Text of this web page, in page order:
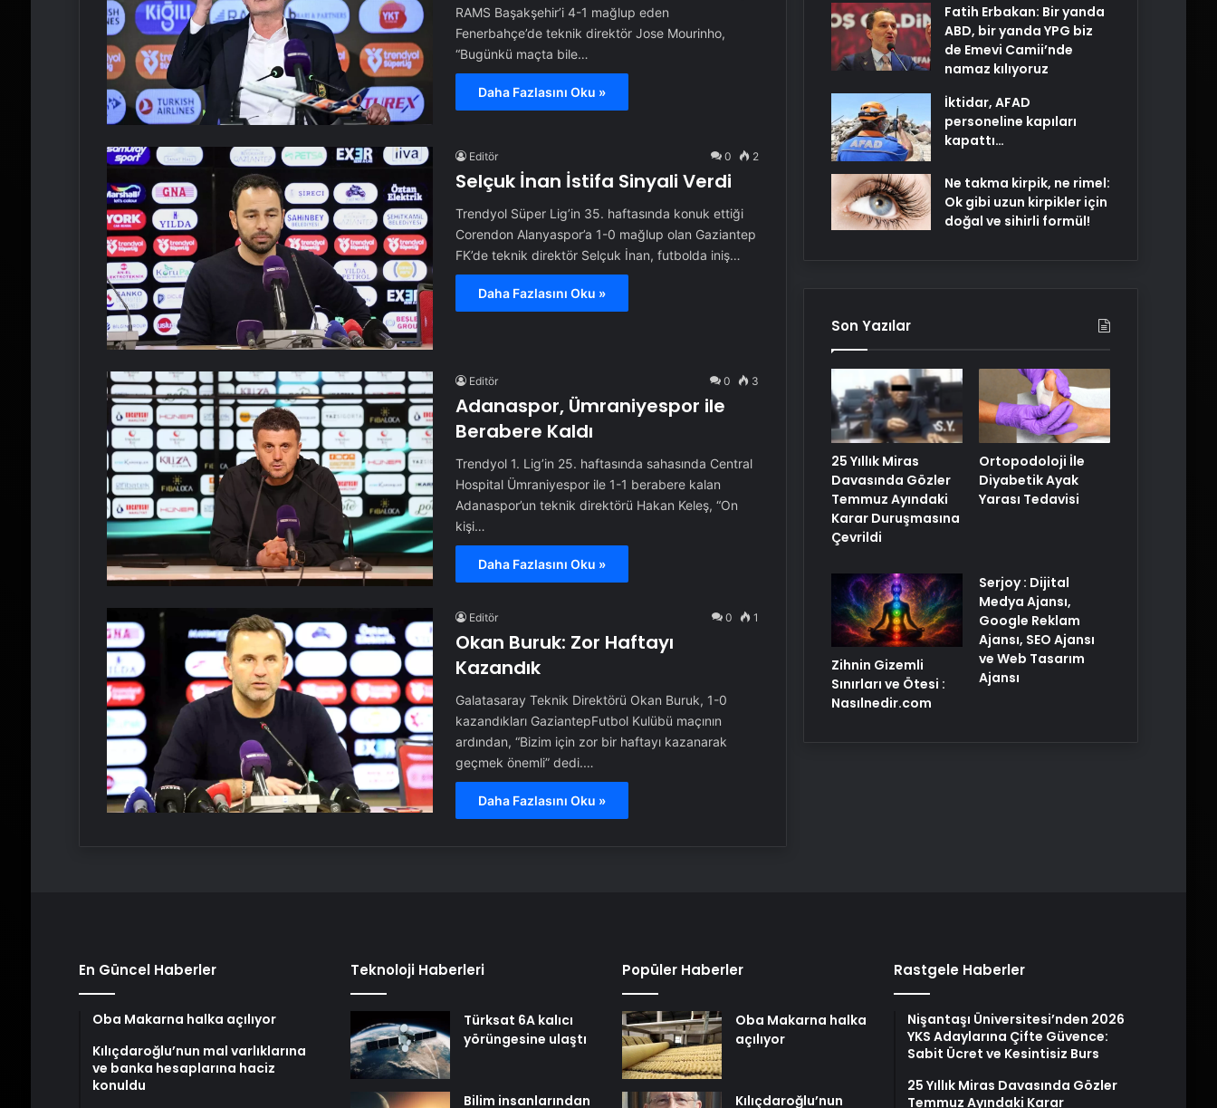
RAMS Başakşehir’i 4-1 mağlup eden
Fenerbahçe’de teknik direktör Jose Mourinho,
“Bugünkü maçta bile…
Daha Fazlasını Oku »
Editör 0 2
Selçuk İnan İstifa Sinyali Verdi
Trendyol Süper Lig’in 35. haftasında konuk ettiği
Corendon Alanyaspor’a 1-0 mağlup olan Gaziantep
FK’de teknik direktör Selçuk İnan, futbolda iniş…
Daha Fazlasını Oku »
Editör 0 3
Adanaspor, Ümraniyespor ile
Berabere Kaldı
Trendyol 1. Lig’in 25. haftasında sahasında Central
Hospital Ümraniyespor ile 1-1 berabere kalan
Adanaspor’un teknik direktörü Hakan Keleş, “On
kişi…
Daha Fazlasını Oku »
Editör 0 1
Okan Buruk: Zor Haftayı
Kazandık
Galatasaray Teknik Direktörü Okan Buruk, 1-0
kazandıkları GaziantepFutbol Kulübü maçının
ardından, “Bizim için zor bir haftayı kazanarak
geçmek önemli” dedi.…
Daha Fazlasını Oku »
Fatih Erbakan: Bir yanda
ABD, bir yanda YPG biz
de Emevi Camii’nde
namaz kılıyoruz
İktidar, AFAD
personeline kapıları
kapattı…
Ne takma kirpik, ne rimel:
Ok gibi uzun kirpikler için
doğal ve sihirli formül!
Son Yazılar
25 Yıllık Miras
Davasında Gözler
Temmuz Ayındaki
Karar Duruşmasına
Çevrildi
Ortopodoloji İle
Diyabetik Ayak
Yarası Tedavisi
Zihnin Gizemli
Sınırları ve Ötesi :
Nasılnedir.com
Serjoy : Dijital
Medya Ajansı,
Google Reklam
Ajansı, SEO Ajansı
ve Web Tasarım
Ajansı
En Güncel Haberler
Oba Makarna halka açılıyor
Kılıçdaroğlu’nun mal varlıklarına
ve banka hesaplarına haciz
konuldu
Teknoloji Haberleri
Türksat 6A kalıcı
yörüngesine ulaştı
Bilim insanlarından
Popüler Haberler
Oba Makarna halka
açılıyor
Kılıçdaroğlu’nun
Rastgele Haberler
Nişantaşı Üniversitesi’nden 2026
YKS Adaylarına Çifte Güvence:
Sabit Ücret ve Kesintisiz Burs
25 Yıllık Miras Davasında Gözler
Temmuz Ayındaki Karar